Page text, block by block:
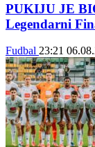
PUKIJU JE
Legendarni
Fudbal 23:21